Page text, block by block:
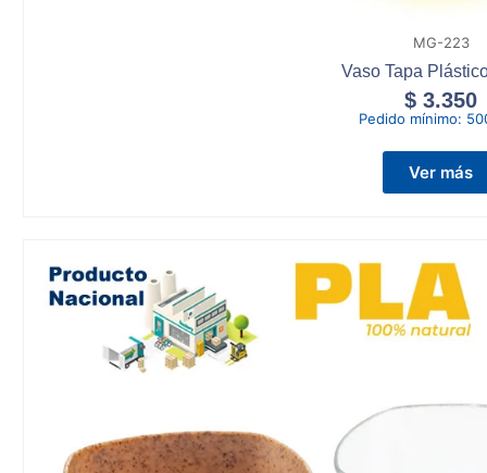
MG-223
Vaso Tapa
$ 3.350
Pedido mínimo:
Ver más